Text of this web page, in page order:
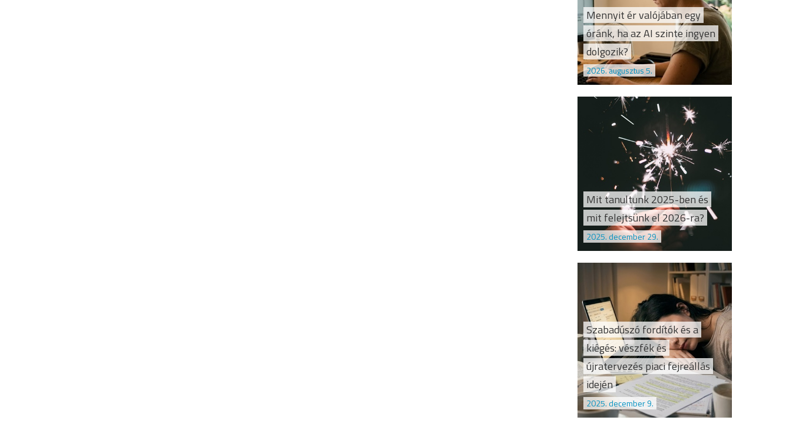
Mennyit ér valójában egy
óránk, ha az AI szinte ingyen
dolgozik?
2026. augusztus 5.
Mit tanultunk 2025-ben és
mit felejtsünk el 2026-ra?
2025. december 29.
Szabadúszó fordítók és a
kiégés: vészfék és
újratervezés piaci fejreállás
idején
2025. december 9.